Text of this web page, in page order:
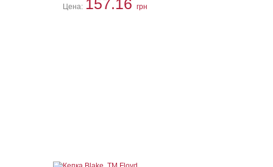
Цена: 157.16 грн